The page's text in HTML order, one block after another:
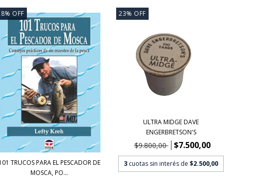
%OFF
TRUCOS PARA EL PESCADOR DE
MOSCA, PO...
23% OFF
ULTRA MIDGE DAVE
ENGERBRETSON'S
$9.800,00 $7.500,00
3 cuotas sin interés de$2.500,00